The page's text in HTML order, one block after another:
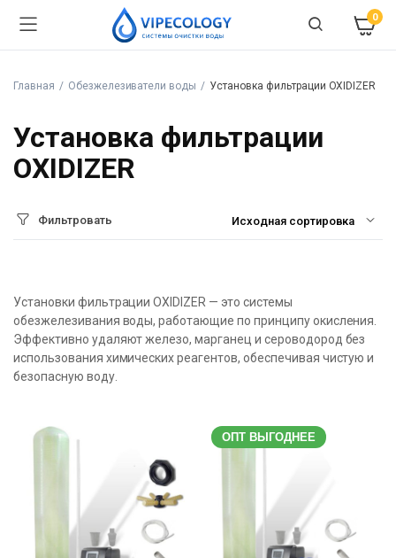
0
Главная Обезжелезиватели воды Установка фильтрации OXIDIZER
Установка фильтрации
OXIDIZER
Фильтровать
Установки фильтрации OXIDIZER — это системы
обезжелезивания воды, работающие по принципу окисления.
Эффективно удаляют железо, марганец и сероводород без
использования химических реагентов, обеспечивая чистую и
безопасную воду.
ОПТ ВЫГОДНЕЕ